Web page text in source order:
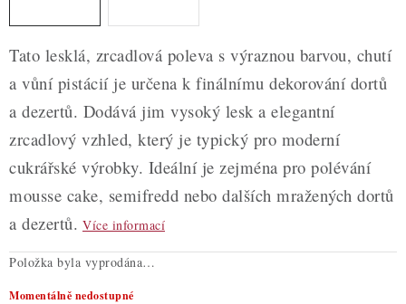
Hodnocení obchodu
Blog
Moje objednávka
Podmínky ochrany osobních údajů
Tato lesklá, zrcadlová poleva s výraznou barvou, chutí
a vůní pistácií je určena k finálnímu dekorování dortů
a dezertů. Dodává jim vysoký lesk a elegantní
zrcadlový vzhled, který je typický pro moderní
cukrářské výrobky. Ideální je zejména pro polévání
mousse cake, semifredd nebo dalších mražených dortů
a dezertů. Více informací
Položka byla vyprodána…
Momentálně nedostupné